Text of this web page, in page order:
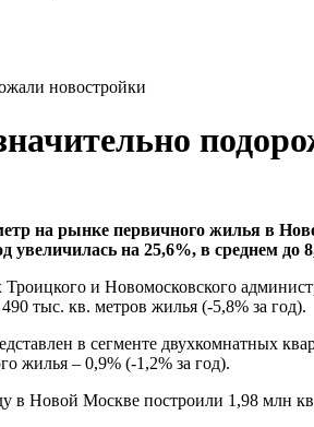
новостройки
на рынке первичного жилья в
увеличилась на 25,6%, в среднем до
и Новомосковского
тыс. кв. метров жилья (-5,8% за год).
в сегменте двухкомнатных
жилья – 0,9% (-1,2% за год).
в Новой Москве построили 1,98 млн